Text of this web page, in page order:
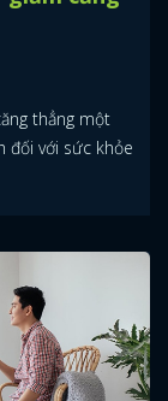
thẳng một
đối với sức khỏe